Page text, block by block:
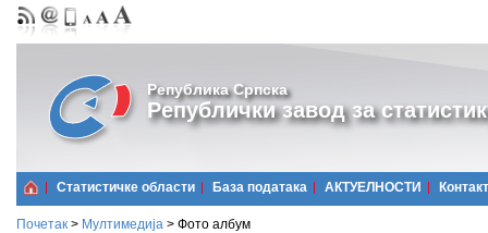
Република Српска
Републички завод за
Статистичке области Базa података АКТУЕЛНОСТИ Контакт
Почетак > Мултимедија > Фото албум